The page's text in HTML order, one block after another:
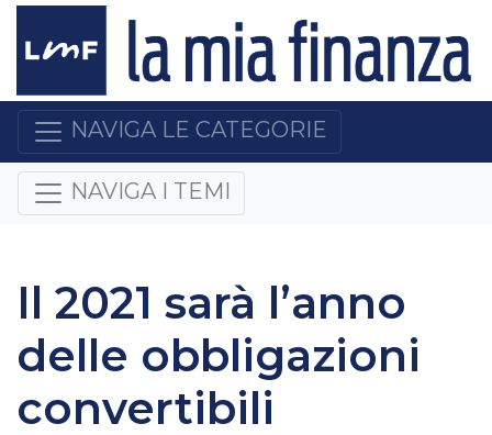
NAVIGA LE CATEGORIE
NAVIGA I TEMI
Il 2021 sarà l’anno
delle obbligazioni
convertibili